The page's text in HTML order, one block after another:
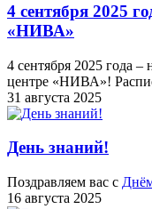
4 сентября 2025
«НИВА»
4 сентября 2025 года –
центре «НИВА»!
31 августа 2025
День знаний!
Поздравляем вас с
16 августа 2025